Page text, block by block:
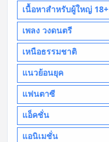
เนื้อหาสำหรับผู้ใหญ่ 18+
เพลง วงดนตรี
เหนือธรรมชาติ
แนวย้อนยุค
แฟนตาซี
แอ็คชั่น
แอนิเมชั่น